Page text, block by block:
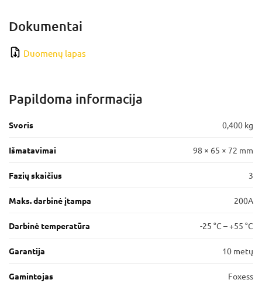
Dokumentai
Duomenų lapas
Papildoma informacija
Svoris 0,400 kg
Išmatavimai 98 × 65 × 72 mm
Fazių skaičius 3
Maks. darbinė įtampa 200A
Darbinė temperatūra -25 °C – +55 °C
Garantija 10 metų
Gamintojas Foxess